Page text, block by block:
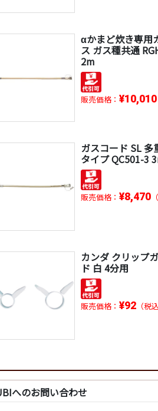
αかまど炊き専用
ス ガス種共通
2m
販売価格：¥10,010
ガスコード SL 多
タイプ QC501-3
販売価格：¥8,470
カンダ クリップ
ド 白 4分用
販売価格：¥92 （税
へのお問い合わせ